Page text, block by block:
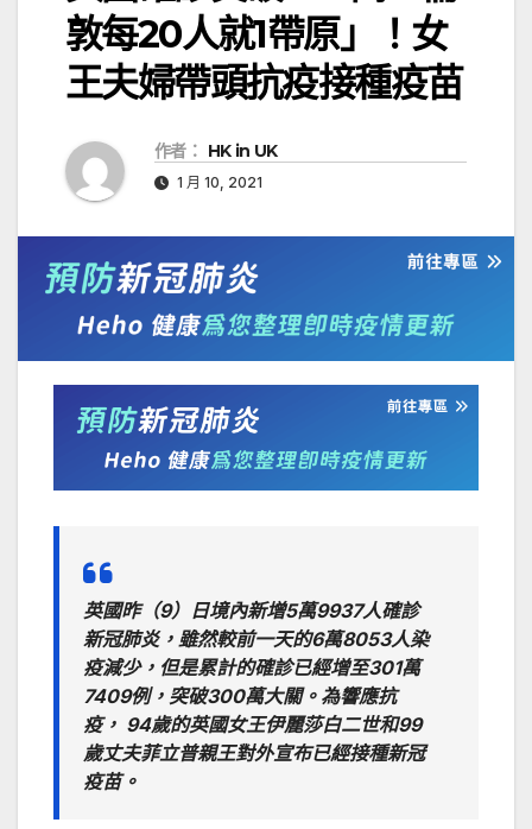
敦每20人就1帶原」！女
王夫婦帶頭抗疫接種疫苗
作者： HK in UK
1 月 10, 2021
英國昨（9）日境內新增5萬9937人確診
新冠肺炎，雖然較前一天的6萬8053人染
疫減少，但是累計的確診已經增至301萬
7409例，突破300萬大關。為響應抗
疫， 94歲的英國女王伊麗莎白二世和99
歲丈夫菲立普親王對外宣布已經接種新冠
疫苗。